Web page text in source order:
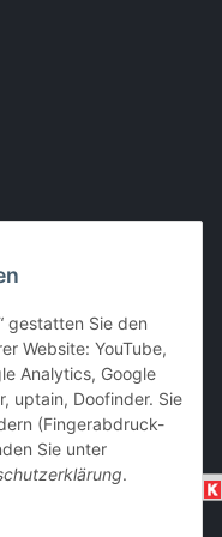
gestatten Sie den
Website: YouTube,
Analytics, Google
uptain, Doofinder. Sie
(Fingerabdruck-
Sie unter
.